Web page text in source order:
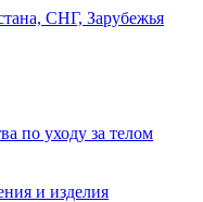
по уходу за телом
и изделия